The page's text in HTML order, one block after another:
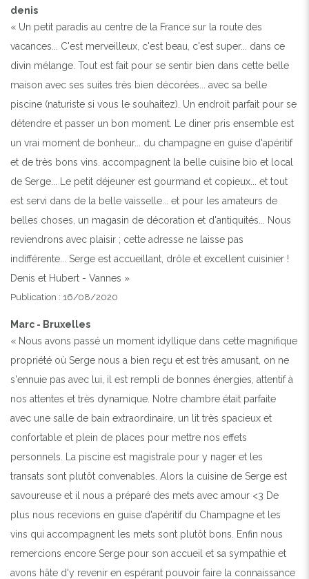
denis
« Un petit paradis au centre de la France sur la route des
vacances... C'est merveilleux, c'est beau, c'est super... dans ce
divin mélange. Tout est fait pour se sentir bien dans cette belle
maison avec ses suites très bien décorées... avec sa belle
piscine (naturiste si vous le souhaitez). Un endroit parfait pour se
détendre et passer un bon moment. Le diner pris ensemble est
un vrai moment de bonheur... du champagne en guise d'apéritif
et de très bons vins. accompagnent la belle cuisine bio et local
de Serge... Le petit déjeuner est gourmand et copieux... et tout
est servi dans de la belle vaisselle... et pour les amateurs de
belles choses, un magasin de décoration et d'antiquités... Nous
reviendrons avec plaisir ; cette adresse ne laisse pas
indifférente... Serge est accueillant, drôle et excellent cuisinier !
Denis et Hubert - Vannes »
Publication : 16/08/2020
Marc - Bruxelles
« Nous avons passé un moment idyllique dans cette magnifique
propriété où Serge nous a bien reçu et est très amusant, on ne
s'ennuie pas avec lui, il est rempli de bonnes énergies, attentif à
nos attentes et très dynamique. Notre chambre était parfaite
avec une salle de bain extraordinaire, un lit très spacieux et
confortable et plein de places pour mettre nos effets
personnels. La piscine est magistrale pour y nager et les
transats sont plutôt convenables. Alors la cuisine de Serge est
savoureuse et il nous a préparé des mets avec amour <3 De
plus nous recevions en guise d'apéritif du Champagne et les
vins qui accompagnent les mets sont plutôt bons. Enfin nous
remercions encore Serge pour son accueil et sa sympathie et
avons hâte d'y revenir en espérant pouvoir faire la connaissance